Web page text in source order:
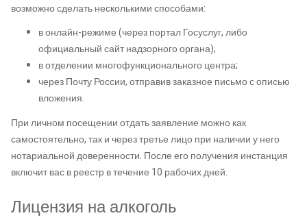
возможно сделать несколькими способами:
в онлайн-режиме (через портал Госуслуг, либо
официальный сайт надзорного органа);
в отделении многофункционального центра;
через Почту России, отправив заказное письмо с описью
вложения.
При личном посещении отдать заявление можно как
самостоятельно, так и через третье лицо при наличии у него
нотариальной доверенности. После его получения инстанция
включит вас в реестр в течение 10 рабочих дней.
Лицензия на алкоголь